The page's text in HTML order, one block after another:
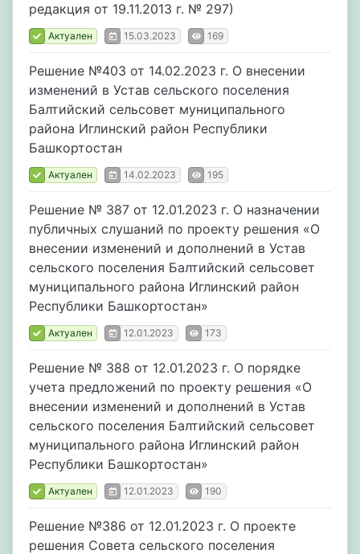
редакция от 19.11.2013 г. № 297)
Актуален 15.03.2023 169
Решение №403 от 14.02.2023 г. О внесении
изменений в Устав сельского поселения
Балтийский сельсовет муниципального
района Иглинский район Республики
Башкортостан
Актуален 14.02.2023 195
Решение № 387 от 12.01.2023 г. О назначении
публичных слушаний по проекту решения «О
внесении изменений и дополнений в Устав
сельского поселения Балтийский сельсовет
муниципального района Иглинский район
Республики Башкортостан»
Актуален 12.01.2023 173
Решение № 388 от 12.01.2023 г. О порядке
учета предложений по проекту решения «О
внесении изменений и дополнений в Устав
сельского поселения Балтийский сельсовет
муниципального района Иглинский район
Республики Башкортостан»
Актуален 12.01.2023 190
Решение №386 от 12.01.2023 г. О проекте
решения Совета сельского поселения